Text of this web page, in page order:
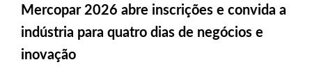
Mercopar 2026 abre inscrições e convida a
indústria para quatro dias de negócios e
inovação